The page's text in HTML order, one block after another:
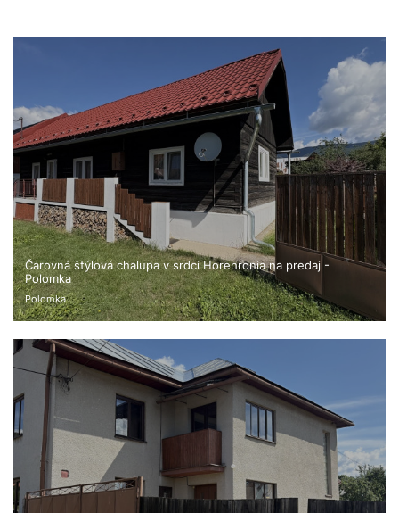
Čarovná štýlová chalupa v srdci Horehronia na predaj -
Polomka
Polomka